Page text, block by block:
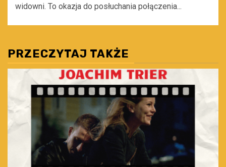
widowni. To okazja do posłuchania połączenia...
PRZECZYTAJ TAKŻE